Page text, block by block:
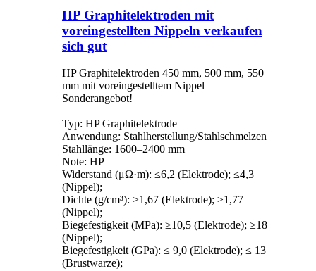
HP Graphitelektroden mit
voreingestellten Nippeln verkaufen
sich gut
HP Graphitelektroden 450 mm, 500 mm, 550
mm mit voreingestelltem Nippel –
Sonderangebot!
Typ: HP Graphitelektrode
Anwendung: Stahlherstellung/Stahlschmelzen
Stahllänge: 1600–2400 mm
Note: HP
Widerstand (μΩ·m): ≤6,2 (Elektrode); ≤4,3
(Nippel);
Dichte (g/cm³): ≥1,67 (Elektrode); ≥1,77
(Nippel);
Biegefestigkeit (MPa): ≥10,5 (Elektrode); ≥18
(Nippel);
Biegefestigkeit (GPa): ≤ 9,0 (Elektrode); ≤ 13
(Brustwarze);